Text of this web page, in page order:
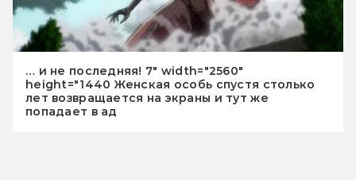
… и не последняя! 7" width="2560"
height="1440 Женская особь спустя столько
лет возвращается на экраны и тут же
попадает в ад